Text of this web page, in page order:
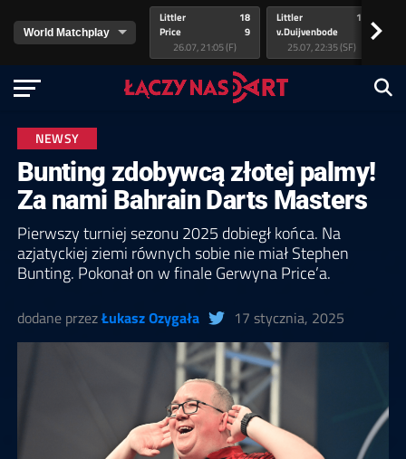
Littler
Price
18
9
26.07, 21:05 (F)
Littler
v.Duijvenbode
17
25.07, 22:35 (SF)
>
NEWSY
Bunting zdobywcą złotej palmy!
Za nami Bahrain Darts Masters
Pierwszy turniej sezonu 2025 dobiegł końca. Na
azjatyckiej ziemi równych sobie nie miał Stephen
Bunting. Pokonał on w finale Gerwyna Price’a.
dodane przezŁukasz Ozygała 17 stycznia, 2025